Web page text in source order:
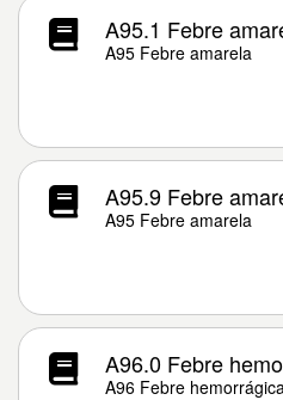
A95.1 Febre
A95 Febre amarela
A95.9 Febre
A95 Febre amarela
A96.0 Febre
A96 Febre